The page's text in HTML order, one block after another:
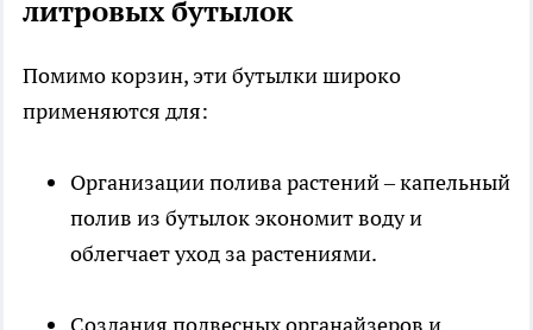
литровых бутылок
Помимо корзин, эти бутылки широко
применяются для:
Организации полива растений – капельный
полив из бутылок экономит воду и
облегчает уход за растениями.
Создания подвесных органайзеров и